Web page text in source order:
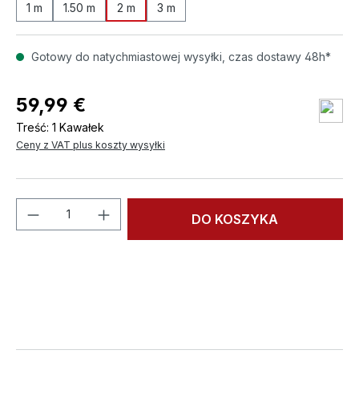
1 m 1.50 m 2 m 3 m
Gotowy do natychmiastowej wysyłki, czas dostawy 48h*
59,99 €
Treść: 1 Kawałek
Ceny z VAT plus koszty wysyłki
Ilość produktu: Wprowadź żądaną
DO KOSZYKA